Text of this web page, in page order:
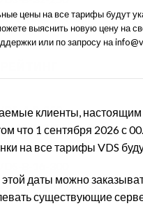
16,800₸/ month
4-8-250
10,800₸/ month
15,100₸/ month
цены на все тарифы будут
выяснить новую цену на
или по запросу на
клиенты,
что 1 сентября 2026 с
на все тарифы VDS
даты можно
существующие